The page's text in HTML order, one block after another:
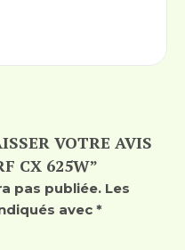
VOTRE AVIS
CX 625W”
pas publiée. Les
avec *